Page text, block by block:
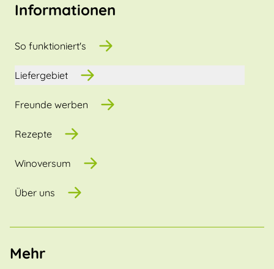
Informationen
So funktioniert's
Liefergebiet
Freunde werben
Rezepte
Winoversum
Über uns
Mehr